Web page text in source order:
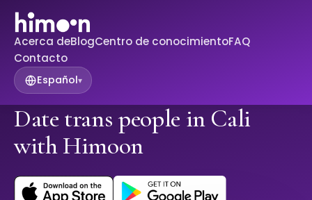
Acerca deBlogCentro de conocimientoFAQ
Contacto
Español▾
Date trans people in Cali
with Himoon